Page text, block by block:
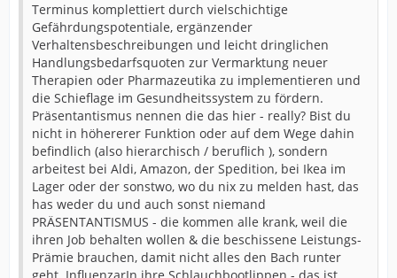
Terminus komplettiert durch vielschichtige
Gefährdungspotentiale, ergänzender
Verhaltensbeschreibungen und leicht dringlichen
Handlungsbedarfsquoten zur Vermarktung neuer
Therapien oder Pharmazeutika zu implementieren und
die Schieflage im Gesundheitssystem zu fördern.
Präsentantismus nennen die das hier - really? Bist du
nicht in höhererer Funktion oder auf dem Wege dahin
befindlich (also hierarchisch / beruflich ), sondern
arbeitest bei Aldi, Amazon, der Spedition, bei Ikea im
Lager oder der sonstwo, wo du nix zu melden hast, das
has weder du und auch sonst niemand
PRÄSENTANTISMUS - die kommen alle krank, weil die
ihren Job behalten wollen & die beschissene Leistungs-
Prämie brauchen, damit nicht alles den Bach runter